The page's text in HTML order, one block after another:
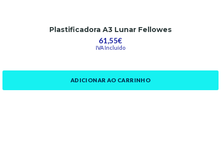
Plastificadora A3 Lunar Fellowes
61,55€
IVA Incluído
ADICIONAR AO CARRINHO